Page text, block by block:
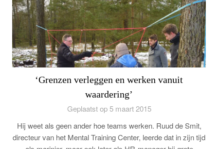
‘Grenzen verleggen en werken vanuit
waardering’
Geplaatst op 5 maart 2015
Hij weet als geen ander hoe teams werken. Ruud de Smit,
directeur van het Mental Training Center, leerde dat in zijn tijd